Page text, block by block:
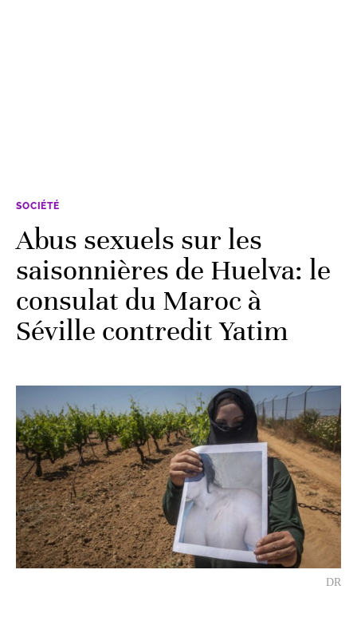
SOCIÉTÉ
Abus sexuels sur les
saisonnières de Huelva: le
consulat du Maroc à
Séville contredit Yatim
DR